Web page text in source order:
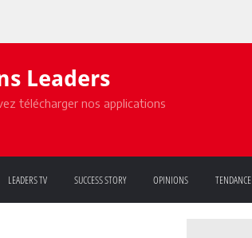
Leaders
télécharger nos applications
LEADERS TV SUCCESS STORY OPINIONS TENDANCE